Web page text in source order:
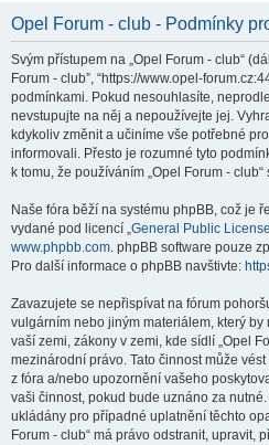
Opel Forum - club - Podmínky
Svým přístupem na „Opel Forum - club“
Forum - club”, “https://www.opel-
podmínkami. Pokud nesouhlasíte,
nevstupujte na něj a nepoužívejte jej.
kdykoliv změnit a učiníme vše potřebné
informovali. Přesto je rozumné tyto
k tomu, že používáním „Opel Forum -
Naše fóra běží na systému phpBB, což je
vydané pod licencí „General Public License
www.phpbb.com. phpBB software pouze
Pro další informace o phpBB navštivte:
Zavazujete se nepřispívat na fórum
vulgárním nebo jiným materiálem, který
vaší zemi, zákony v zemi, kde sídlí „Opel
mezinárodní právo. Tato činnost může
z fóra a/nebo upozornění vašeho
vaši činnost, pokud bude uznáno za
ukládány pro případné uplatnění těchto
Forum - club“ má právo odstranit, upravit,